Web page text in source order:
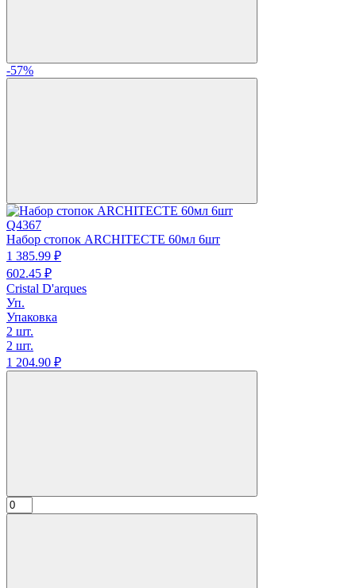
-57%
Q4367
Набор стопок ARCHITECTE 60мл 6шт
1 385.99 ₽
602.45 ₽
Cristal D'arques
Уп.
Упаковка
2 шт.
2 шт.
1 204.90 ₽